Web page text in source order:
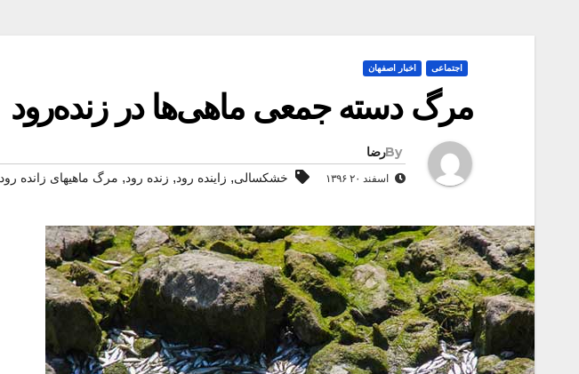
اجتماعی اخبار اصفهان
مرگ دسته جمعی ماهی‌ها در زنده‌رود
Byرضا
اسفند ۲۰ ۱۳۹۶ خشکسالی, زاینده رود, زنده رود, مرگ ماهیهای زانده رود